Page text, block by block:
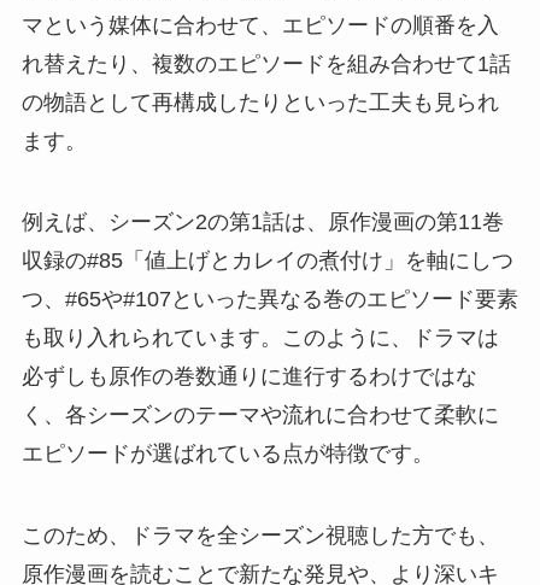
マという媒体に合わせて、エピソードの順番を入
れ替えたり、複数のエピソードを組み合わせて1話
の物語として再構成したりといった工夫も見られ
ます。
例えば、シーズン2の第1話は、原作漫画の第11巻
収録の#85「値上げとカレイの煮付け」を軸にしつ
つ、#65や#107といった異なる巻のエピソード要素
も取り入れられています。このように、ドラマは
必ずしも原作の巻数通りに進行するわけではな
く、各シーズンのテーマや流れに合わせて柔軟に
エピソードが選ばれている点が特徴です。
このため、ドラマを全シーズン視聴した方でも、
原作漫画を読むことで新たな発見や、より深いキ